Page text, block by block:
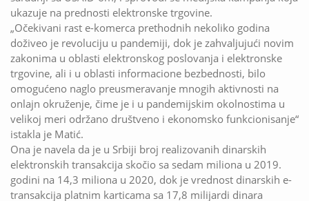
ukazuje na prednosti elektronske trgovine.
„Očekivani rast e-komerca prethodnih nekoliko godina
doživeo je revoluciju u pandemiji, dok je zahvaljujući novim
zakonima u oblasti elektronskog poslovanja i elektronske
trgovine, ali i u oblasti informacione bezbednosti, bilo
omogućeno naglo preusmeravanje mnogih aktivnosti na
onlajn okruženje, čime je i u pandemijskim okolnostima u
velikoj meri održano društveno i ekonomsko funkcionisanje“
istakla je Matić.
Ona je navela da je u Srbiji broj realizovanih dinarskih
elektronskih transakcija skočio sa sedam miliona u 2019.
godini na 14,3 miliona u 2020, dok je vrednost dinarskih e-
transakcija platnim karticama sa 17,8 milijardi dinara